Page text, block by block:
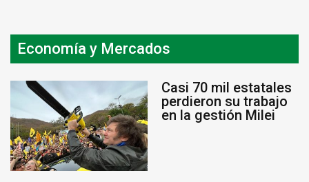
Economía y Mercados
Casi 70 mil estatales
perdieron su trabajo
en la gestión Milei